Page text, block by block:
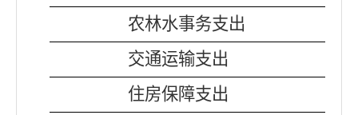
农林水事务支出
交通运输支出
住房保障支出